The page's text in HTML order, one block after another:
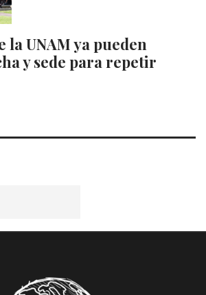
la UNAM ya pueden
y sede para repetir